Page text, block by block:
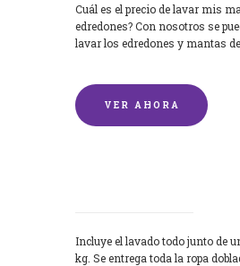
Cuál es el precio de lavar mis
edredones? Con nosotros se
lavar los edredones y mantas
VER AHORA
Incluye el lavado todo junto de
kg. Se entrega toda la ropa